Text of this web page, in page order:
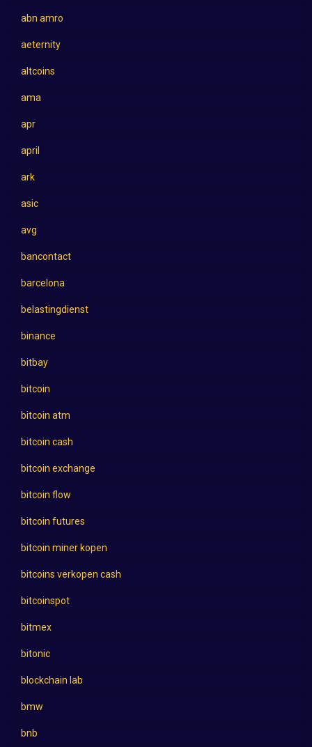
abn amro
aeternity
altcoins
ama
apr
april
ark
asic
avg
bancontact
barcelona
belastingdienst
binance
bitbay
bitcoin
bitcoin atm
bitcoin cash
bitcoin exchange
bitcoin flow
bitcoin futures
bitcoin miner kopen
bitcoins verkopen cash
bitcoinspot
bitmex
bitonic
blockchain lab
bmw
bnb